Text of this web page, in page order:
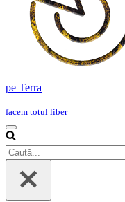
pe Terra
facem totul liber
Meniu
de
navigare
Caută...